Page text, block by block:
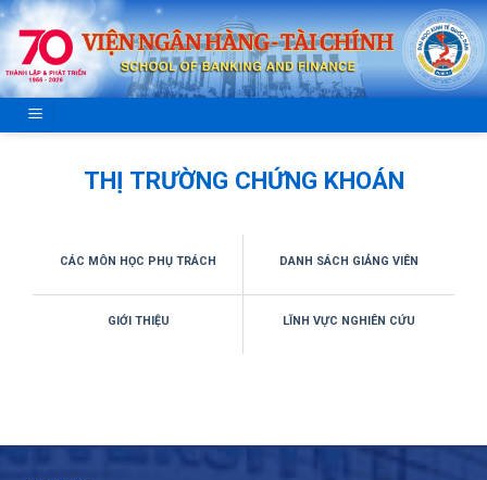
Skip
content
THỊ TRƯỜNG CHỨNG KHOÁN
CÁC MÔN HỌC PHỤ TRÁCH DANH SÁCH GIẢNG VIÊN
GIỚI THIỆU LĨNH VỰC NGHIÊN CỨU